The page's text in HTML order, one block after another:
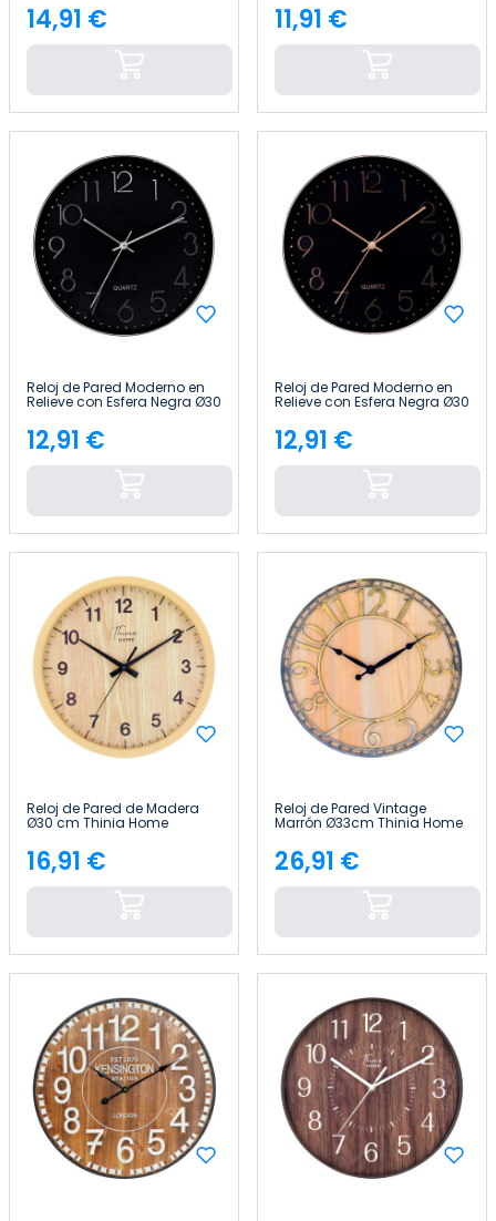
Precio
14,91 € Precio
11,91 €
Reloj de Pared Moderno en
Relieve con Esfera Negra Ø30
Precio
12,91 €
Reloj de Pared Moderno en
Relieve con Esfera Negra Ø30
Precio
12,91 €
Reloj de Pared de Madera
Ø30 cm Thinia Home
Precio
16,91 €
Reloj de Pared Vintage
Marrón Ø33cm Thinia Home
Precio
26,91 €